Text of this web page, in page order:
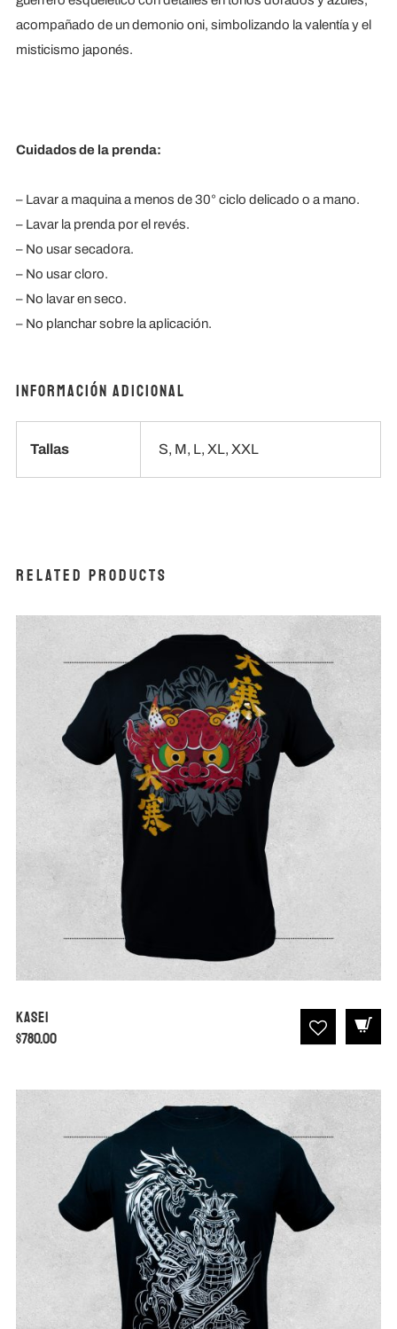
acompañado de un demonio oni, simbolizando la valentía y el
misticismo japonés.
Cuidados de la prenda:
– Lavar a maquina a menos de 30° ciclo delicado o a mano.
– Lavar la prenda por el revés.
– ⁠No usar secadora.
– ⁠No usar cloro.
– ⁠No lavar en seco.
– ⁠No planchar sobre la aplicación.
Información adicional
Tallas S, M, L, XL, XXL
Related products
Kasei
$780.00